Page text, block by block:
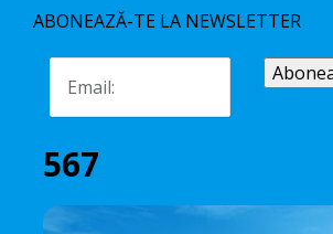
ABONEAZĂ-TE LA NEWSLETTER
567